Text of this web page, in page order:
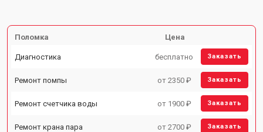
Поломка Цена
Диагностика бесплатно Заказать
Ремонт помпы от 2350 ₽ Заказать
Ремонт счетчика воды от 1900 ₽ Заказать
Ремонт крана пара от 2700 ₽ Заказать